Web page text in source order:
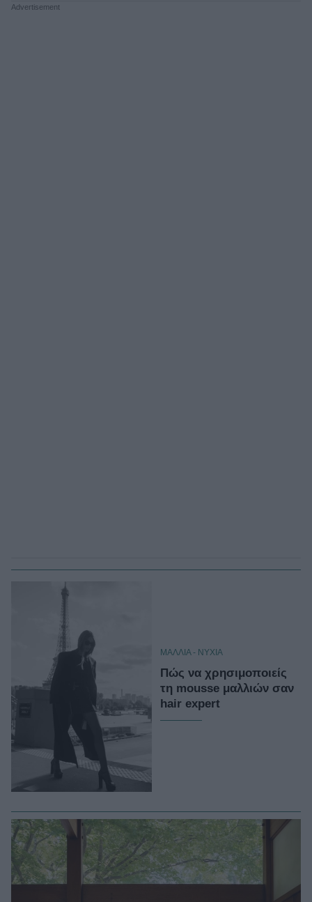
ΜΑΛΛΙΑ - ΝΥΧΙΑ
Πώς να χρησιμοποιείς
τη mousse μαλλιών σαν
hair expert